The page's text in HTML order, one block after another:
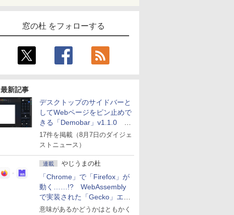
窓の杜 をフォローする
最新記事
デスクトップのサイドバーと
してWebページをピン止めで
きる「Demobar」v1.1.0 ほ
か
17件を掲載（8月7日のダイジェ
ストニュース）
連載 やじうまの杜
「Chrome」で「Firefox」が
動く……!? WebAssembly
で実装された「Gecko」エン
ジン
意味があるかどうかはともかく